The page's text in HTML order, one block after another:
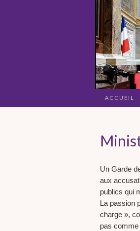
ACCUEIL
Un Garde
aux
publics qui
La passion
charge »,
pas comme